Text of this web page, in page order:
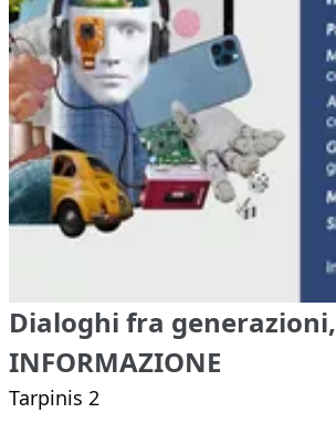
Dialoghi fra generazioni,
INFORMAZIONE
Tarpinis 2